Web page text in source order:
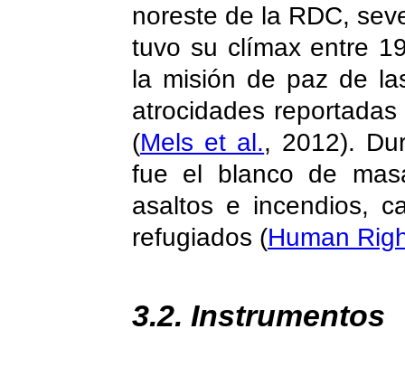
noreste de la RDC,
tuvo su clímax entre
la misión de paz de
atrocidades
(Mels et al., 2012).
fue el blanco de
asaltos e incendios,
refugiados (Human
3.2. Instrumentos